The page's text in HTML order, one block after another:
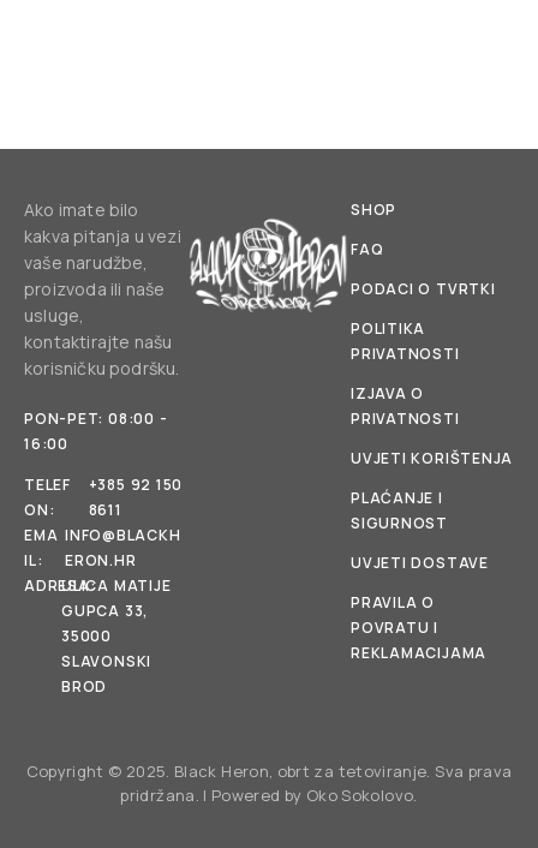
Ako imate bilo
kakva pitanja u vezi
vaše narudžbe,
proizvoda ili naše
usluge,
kontaktirajte našu
korisničku podršku.
PON-PET: 08:00 -
16:00
TELEF
ON:
+385 92 150
8611
EMA
IL:
INFO@BLACKH
ERON.HR
ADRESA:ULICA MATIJE
GUPCA 33,
35000
SLAVONSKI
BROD
SHOP
FAQ
PODACI O TVRTKI
POLITIKA
PRIVATNOSTI
IZJAVA O
PRIVATNOSTI
UVJETI KORIŠTENJA
PLAĆANJE I
SIGURNOST
UVJETI DOSTAVE
PRAVILA O
POVRATU I
REKLAMACIJAMA
Copyright © 2025. Black Heron, obrt za tetoviranje. Sva prava
pridržana. | Powered by Oko Sokolovo.